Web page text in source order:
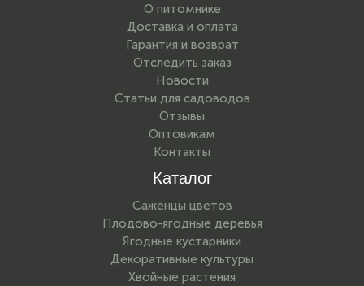
О питомнике
Доставка и оплата
Гарантия и возврат
Отследить заказ
Новости
Статьи для садоводов
Отзывы
Оптовикам
Контакты
Каталог
Саженцы цветов
Плодово-ягодные деревья
Ягодные кустарники
Декоративные культуры
Хвойные растения